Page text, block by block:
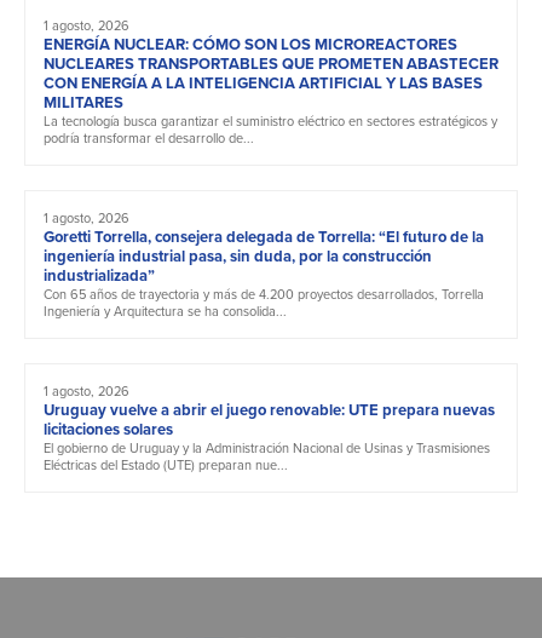
1 agosto, 2026
ENERGÍA NUCLEAR: CÓMO SON LOS MICROREACTORES
NUCLEARES TRANSPORTABLES QUE PROMETEN ABASTECER
CON ENERGÍA A LA INTELIGENCIA ARTIFICIAL Y LAS BASES
MILITARES
La tecnología busca garantizar el suministro eléctrico en sectores estratégicos y
podría transformar el desarrollo de...
1 agosto, 2026
Goretti Torrella, consejera delegada de Torrella: “El futuro de la
ingeniería industrial pasa, sin duda, por la construcción
industrializada”
Con 65 años de trayectoria y más de 4.200 proyectos desarrollados, Torrella
Ingeniería y Arquitectura se ha consolida...
1 agosto, 2026
Uruguay vuelve a abrir el juego renovable: UTE prepara nuevas
licitaciones solares
El gobierno de Uruguay y la Administración Nacional de Usinas y Trasmisiones
Eléctricas del Estado (UTE) preparan nue...